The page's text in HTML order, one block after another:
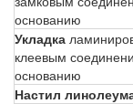
основанию
Укладка
клеевым
основанию
Настил